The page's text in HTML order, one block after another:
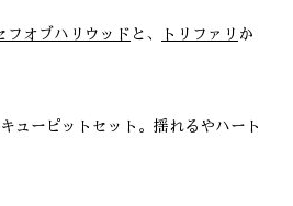
フオブハリウッド と、 トリファリ か
ューピットセット。揺れるやハート